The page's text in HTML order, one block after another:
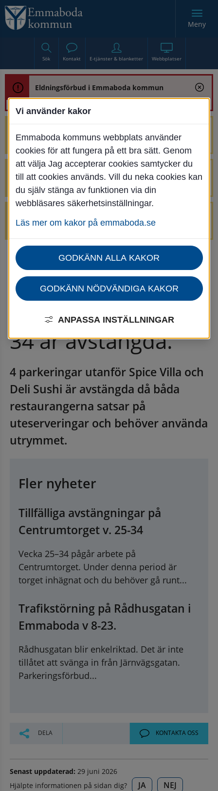
Sök Kontakt E-tjänster & blanketter Webbplatser
Meny
Eldningsförbud i Emmaboda kommun
renoveringen av Bjurbäcksbron
Tillfälliga avstängningar på Centrumtorget
v. 25-34
avstängda.
Startsida Informationsmeddelanden
4 parkeringar vid
Järnvägsgatan 32-
34 är avstängda.
4 parkeringar utanför Spice Villa och
Deli Sushi är avstängda då båda
restaurangerna satsar på
uteserveringar och behöver använda
utrymmet.
Fler nyheter
Tillfälliga avstängningar på
Centrumtorget v. 25-34
Vecka 25–34 pågår arbete på
Centrumtorget. Under denna period är
torget inhägnat och du behöver gå runt...
Trafikstörning på Rådhusgatan i
Emmaboda v 8-23.
Rådhusgatan blir enkelriktad. Det är inte
tillåtet att svänga in från Järnvägsgatan.
Parkeringsförbud...
DELA KONTAKTA OSS
Senast uppdaterad: 29 juni 2026
Hjälpte informationen på sidan dig?
JA NEJ
Vi använder kakor
Emmaboda kommuns webbplats använder
cookies för att fungera på ett bra sätt. Genom
att välja Jag accepterar cookies samtycker du
till att cookies används. Vill du neka cookies kan
du själv stänga av funktionen via din
webbläsares säkerhetsinställningar.
Läs mer om kakor på emmaboda.se
GODKÄNN ALLA KAKOR
GODKÄNN NÖDVÄNDIGA KAKOR
ANPASSA INSTÄLLNINGAR